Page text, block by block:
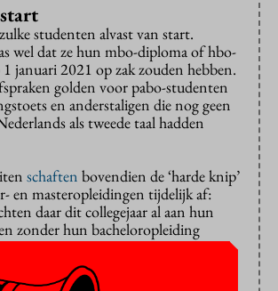
studenten alvast van start.
wel dat ze hun mbo-diploma of hbo-
januari 2021 op zak zouden hebben.
golden voor pabo-studenten
en anderstaligen die nog geen
als tweede taal hadden
schaften bovendien de ‘harde knip’
en masteropleidingen tijdelijk af:
daar dit collegejaar al aan hun
zonder hun bacheloropleiding
afgerond.
voort. Hebben deze studenten